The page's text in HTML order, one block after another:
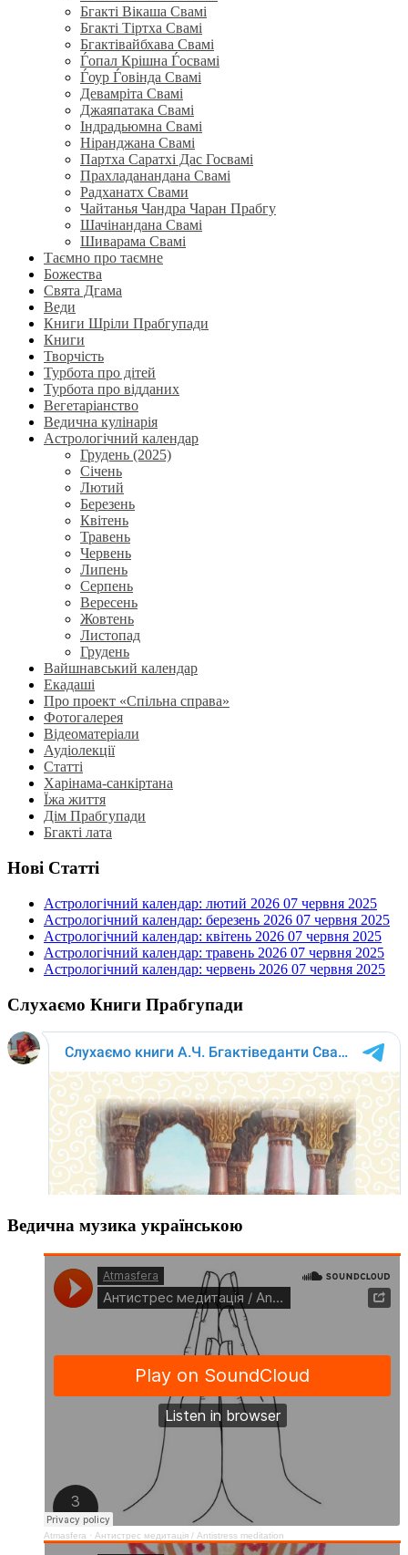
Бгакті Вікаша Свамі
Бгакті Тіртха Свамі
Бгактівайбхава Свамі
Ѓопал Крішна Ѓосвамі
Ѓоур Ѓовінда Свамі
Девамріта Свамі
Джаяпатака Свамі
Індрадьюмна Свамі
Ніранджана Свамі
Партха Саратхі Дас Госвамі
Прахладанандана Свамі
Радханатх Свами
Чайтанья Чандра Чаран Прабгу
Шачінандана Свамі
Шиварама Свамі
Таємно про таємне
Божества
Свята Дгама
Веди
Книги Шріли Прабгупади
Книги
Творчість
Турбота про дітей
Турбота про відданих
Вегетаріанство
Ведична кулінарія
Астрологічний календар
Грудень (2025)
Січень
Лютий
Березень
Квітень
Травень
Червень
Липень
Серпень
Вересень
Жовтень
Листопад
Грудень
Вайшнавський календар
Екадаші
Про проект «Спільна справа»
Фотогалерея
Відеоматеріали
Аудіолекції
Статті
Харінама-санкіртана
Їжа життя
Дім Прабгупади
Бгакті лата
Нові Статті
Астрологічний календар: лютий 2026 07 червня 2025
Астрологічний календар: березень 2026 07 червня 2025
Астрологічний календар: квітень 2026 07 червня 2025
Астрологічний календар: травень 2026 07 червня 2025
Астрологічний календар: червень 2026 07 червня 2025
Слухаємо Книги Прабгупади
Ведична музика українською
Atmasfera · Антистрес медитація / Аntistress meditation